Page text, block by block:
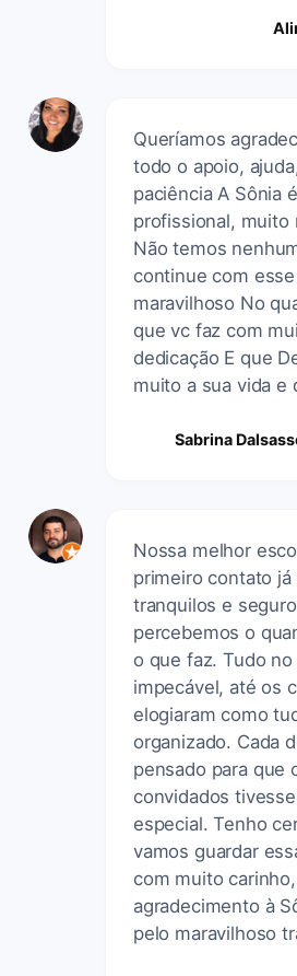
Queríamos
todo o apoio,
paciência A Sônia
profissional, muito
Não temos
continue com
maravilhoso No
que vc faz com
dedicação E que
muito a sua vida e
Sabrina
Nossa melhor
primeiro contato
tranquilos e
percebemos o
o que faz. Tudo
impecável, até os
elogiaram como
organizado. Cada
pensado para que
convidados
especial. Tenho
vamos guardar
com muito
agradecimento à
pelo maravilhoso